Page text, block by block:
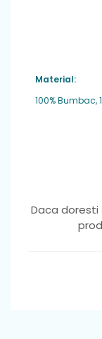
Material:
100% Bumbac,
Daca